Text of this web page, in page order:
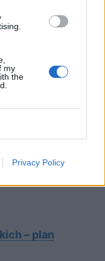
my
the
Privacy Policy
– plan